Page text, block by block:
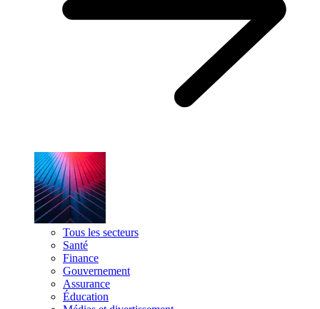
Tous les secteurs
Santé
Finance
Gouvernement
Assurance
Éducation